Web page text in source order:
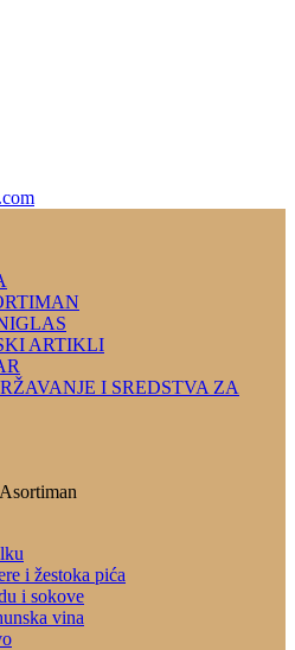
ARTIKLI
I SREDSTVA ZA
i žestoka pića
i sokove
vina